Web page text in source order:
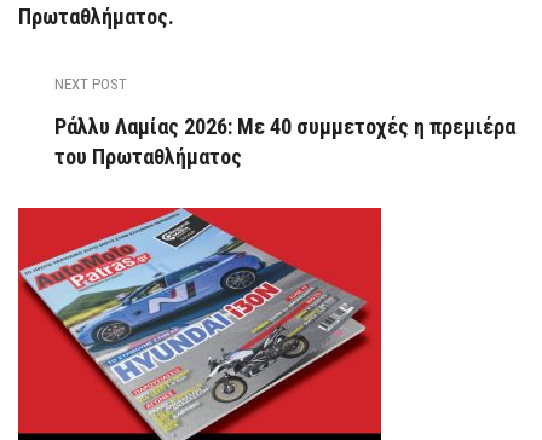
Πρωταθλήματος.
NEXT POST
Ράλλυ Λαμίας 2026: Με 40 συμμετοχές η πρεμιέρα
του Πρωταθλήματος